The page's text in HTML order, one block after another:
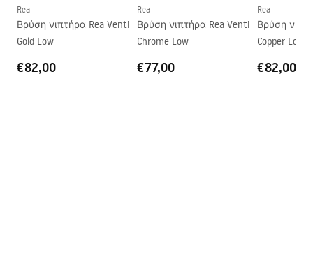
Διάμετρος σύνδεσης
Εγγύηση
5 χρόνια
Pielęgnacja.pdf
Rea
Βρύση νιπτήρα Rea Venti
Gold Low
€82,00
Rea
Βρύση νιπτήρα Rea Venti
Chrome Low
€77,00
Rea
Βρύση
Copper Low
€82,00